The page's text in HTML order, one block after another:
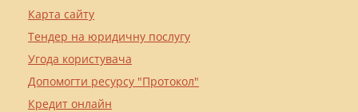
Карта сайту
Тендер на юридичну послугу
Угода користувача
Допомогти ресурсу "Протокол"
Кредит онлайн